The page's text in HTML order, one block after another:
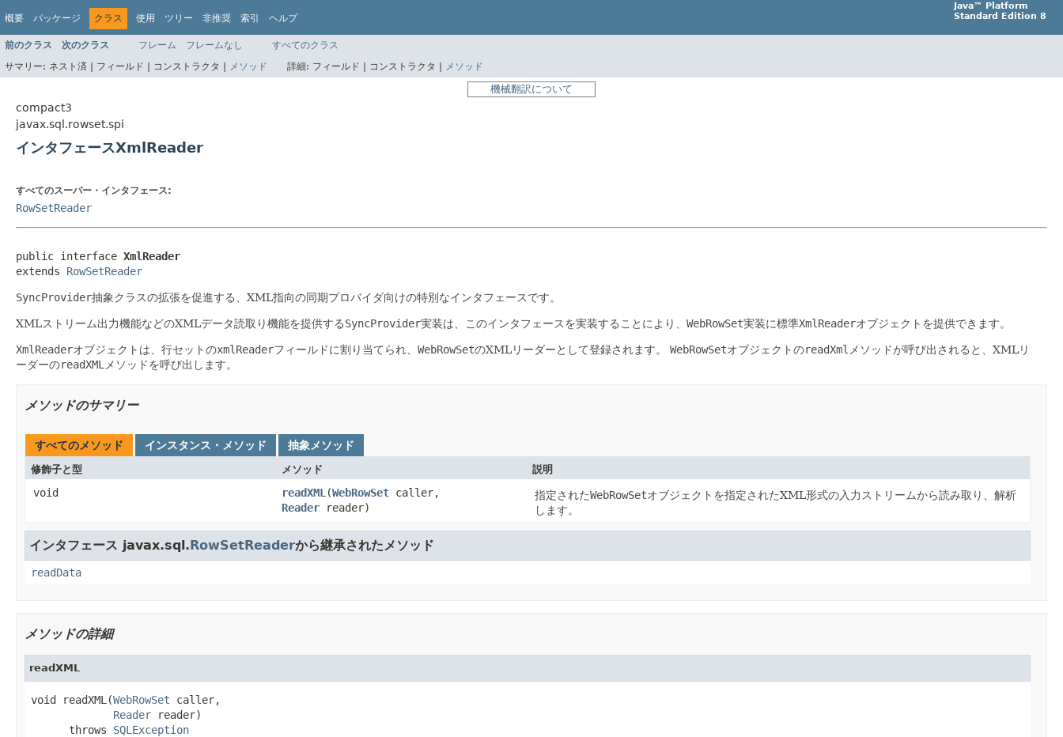
概要 パッケージ クラス 使用 ツリー 非推奨 索引 ヘルプ
Java™ Platform
Standard Edition 8
前のクラス 次のクラス フレーム フレームなし
すべてのクラス
サマリー: ネスト済 | フィールド | コンストラクタ | メソッド 詳細: フィールド | コンストラクタ | メソッド
機械翻訳について
compact3
javax.sql.rowset.spi
インタフェースXmlReader
すべてのスーパー・インタフェース:
RowSetReader
public interface XmlReader
extends RowSetReader
SyncProvider抽象クラスの拡張を促進する、XML指向の同期プロバイダ向けの特別なインタフェースです。
XMLストリーム出力機能などのXMLデータ読取り機能を提供するSyncProvider実装は、このインタフェースを実装することにより、 WebRowSet実装に標準XmlReaderオブジェクトを提供できます。
XmlReaderオブジェクトは、行セットのxmlReaderフィールドに割り当てられ、 WebRowSetのXMLリーダーとして登録されます。 WebRowSetオブジェクトのreadXml メソッドが呼び出されると、XMLリ
ーダーのreadXML メソッドを呼び出します。
メソッドのサマリー
すべてのメソッド インスタンス・メソッド 抽象メソッド
修飾子と型 メソッド 説明
void readXML (WebRowSet caller,
Reader reader)
指定されたWebRowSetオブジェクトを指定されたXML形式の入力ストリームから読み取り、解析
します。
インタフェース javax.sql.RowSetReaderから継承されたメソッド
readData
メソッドの詳細
readXML
void readXML(WebRowSet caller,
Reader reader)
      throws
SQLException